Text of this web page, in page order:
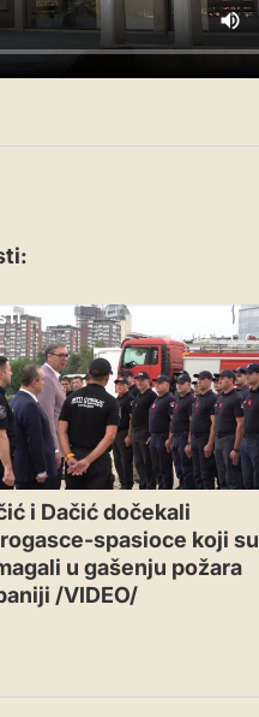
i Dačić dočekali
spasioce koji su
u gašenju požara
/VIDEO/